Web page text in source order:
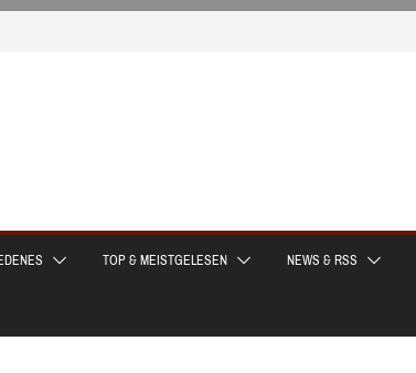
TOP & MEISTGELESEN NEWS & RSS